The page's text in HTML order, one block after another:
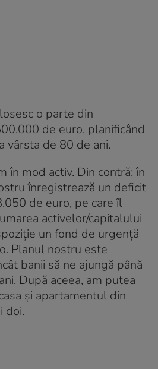
o parte din
de euro, planificând
vârsta de 80 de ani.
în mod activ. Din contră: în
înregistrează un deficit
de euro, pe care îl
activelor/capitalului
un fond de urgență
Planul nostru este
banii să ne ajungă până
După aceea, am putea
și apartamentul din
doi.